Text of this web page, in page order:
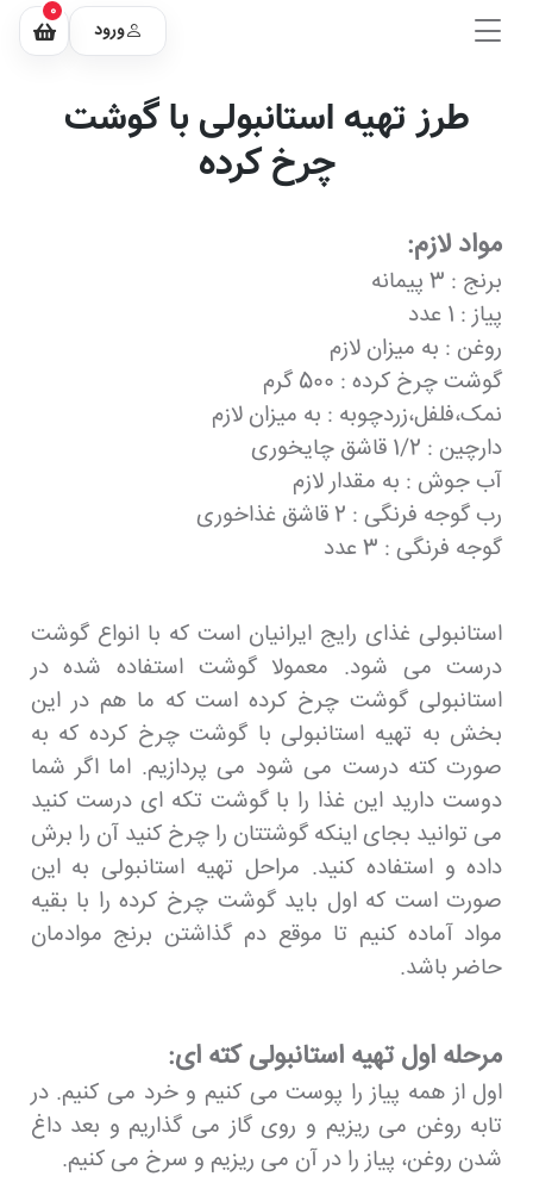
ورود
0
طرز تهیه استانبولی با گوشت
چرخ کرده
مواد لازم:
برنج : 3 پیمانه
پیاز : 1 عدد
روغن : به میزان لازم
گوشت چرخ کرده : 500 گرم
نمک،فلفل،زردچوبه : به میزان لازم
دارچین : 1/2 قاشق چایخوری
آب جوش : به مقدار لازم
رب گوجه فرنگی : 2 قاشق غذاخوری
گوجه فرنگی : 3 عدد
استانبولی غذای رایج ایرانیان است که با انواع گوشت
درست می شود. معمولا گوشت استفاده شده در
استانبولی گوشت چرخ کرده است که ما هم در این
بخش به تهیه استانبولی با گوشت چرخ کرده که به
صورت کته درست می شود می پردازیم. اما اگر شما
دوست دارید این غذا را با گوشت تکه ای درست کنید
می توانید بجای اینکه گوشتتان را چرخ کنید آن را برش
داده و استفاده کنید. مراحل تهیه استانبولی به این
صورت است که اول باید گوشت چرخ کرده را با بقیه
مواد آماده کنیم تا موقع دم گذاشتن برنج موادمان
حاضر باشد.
مرحله اول تهیه استانبولی کته ای:
اول از همه پیاز را پوست می کنیم و خرد می کنیم. در
تابه روغن می ریزیم و روی گاز می گذاریم و بعد داغ
شدن روغن، پیاز را در آن می ریزیم و سرخ می کنیم.